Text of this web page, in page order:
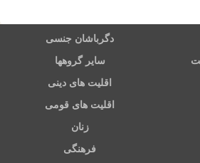
دگرباشان جنسی
سایر گروهها
اقلیت های دینی
اقلیت های قومی
زنان
فرهنگی